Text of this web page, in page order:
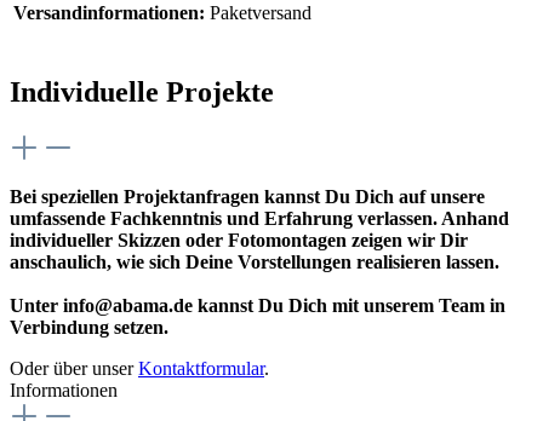
Versandinformationen: Paketversand
Individuelle Projekte
Bei speziellen Projektanfragen kannst Du Dich auf unsere
umfassende Fachkenntnis und Erfahrung verlassen. Anhand
individueller Skizzen oder Fotomontagen zeigen wir Dir
anschaulich, wie sich Deine Vorstellungen realisieren lassen.
Unter info@abama.de kannst Du Dich mit unserem Team in
Verbindung setzen.
Oder über unserKontaktformular.
Informationen